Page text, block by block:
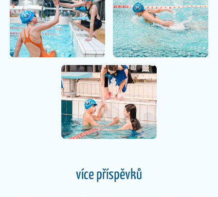
více příspěvků